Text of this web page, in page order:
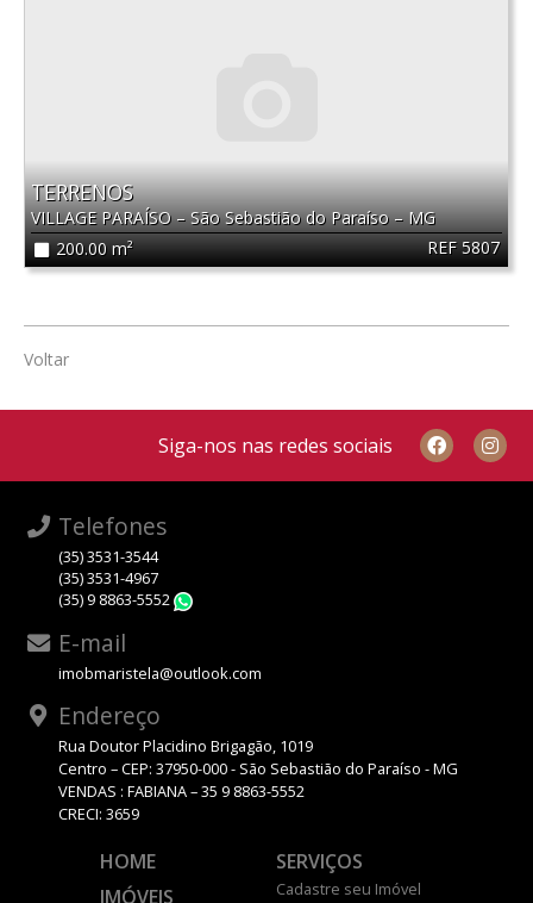
REF 5807
TERRENOS
VILLAGE PARAÍSO–São Sebastião do Paraíso–MG
200.00 m²
Voltar
Siga-nos nas redes sociais
Telefones
(35) 3531-3544
(35) 3531-4967
(35) 9 8863-5552
E-mail
imobmaristela@outlook.com
Endereço
Rua Doutor Placidino Brigagão, 1019
Centro – CEP: 37950-000 - São Sebastião do Paraíso - MG
VENDAS : FABIANA – 35 9 8863-5552
CRECI: 3659
HOME
IMÓVEIS
SERVIÇOS
Cadastre seu Imóvel